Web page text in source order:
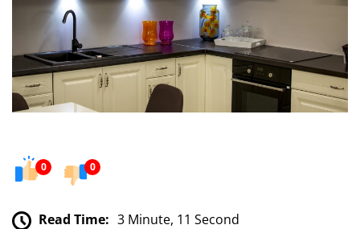
0 0
Read Time: 3 Minute, 11 Second